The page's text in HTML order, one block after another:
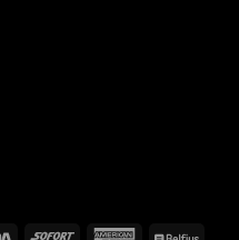
Sepa Sofort AmericanBelfius